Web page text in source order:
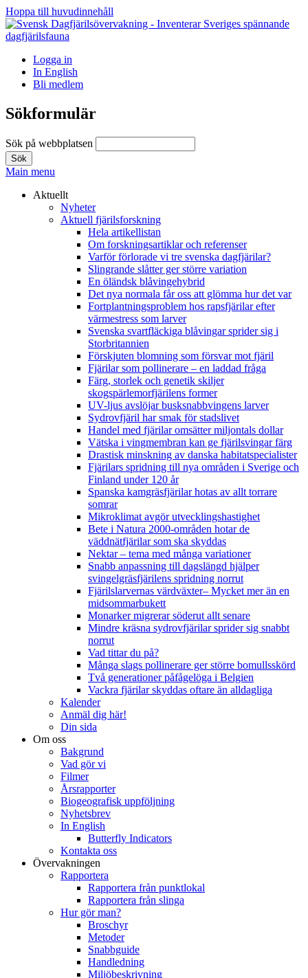
Hoppa till huvudinnehåll
Logga in
In English
Bli medlem
Sökformulär
Sök på webbplatsen
Main menu
Aktuellt
Nyheter
Aktuell fjärilsforskning
Hela artikellistan
Om forskningsartiklar och referenser
Varför förlorade vi tre svenska dagfjärilar?
Slingrande slåtter ger större variation
En öländsk blåvingehybrid
Det nya normala får oss att glömma hur det var
Fortplantningsproblem hos rapsfjärilar efter
värmestress som larver
Svenska svartfläckiga blåvingar sprider sig i
Storbritannien
Förskjuten blomning som försvar mot fjäril
Fjärilar som pollinerare – en laddad fråga
Färg, storlek och genetik skiljer
skogspärlemorfjärilens former
UV-ljus avslöjar busksnabbvingens larver
Sydrovfjäril har smak för stadslivet
Handel med fjärilar omsätter miljontals dollar
Vätska i vingmembran kan ge fjärilsvingar färg
Drastisk minskning av danska habitatspecialister
Fjärilars spridning till nya områden i Sverige och
Finland under 120 år
Spanska kamgräsfjärilar hotas av allt torrare
somrar
Mikroklimat avgör utvecklingshastighet
Bete i Natura 2000-områden hotar de
väddnätfjärilar som ska skyddas
Nektar – tema med många variationer
Snabb anpassning till dagslängd hjälper
svingelgräsfjärilens spridning norrut
Fjärilslarvernas värdväxter– Mycket mer än en
midsommarbukett
Monarker migrerar söderut allt senare
Mindre kräsna sydrovfjärilar sprider sig snabbt
norrut
Vad tittar du på?
Många slags pollinerare ger större bomullsskörd
Två generationer påfågelöga i Belgien
Vackra fjärilar skyddas oftare än alldagliga
Kalender
Anmäl dig här!
Din sida
Om oss
Bakgrund
Vad gör vi
Filmer
Årsrapporter
Biogeografisk uppföljning
Nyhetsbrev
In English
Butterfly Indicators
Kontakta oss
Övervakningen
Rapportera
Rapportera från punktlokal
Rapportera från slinga
Hur gör man?
Broschyr
Metoder
Snabbguide
Handledning
Miljöbeskrivning